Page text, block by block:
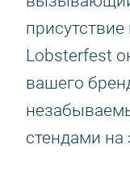
Lobsterfest
вашего
стендами на